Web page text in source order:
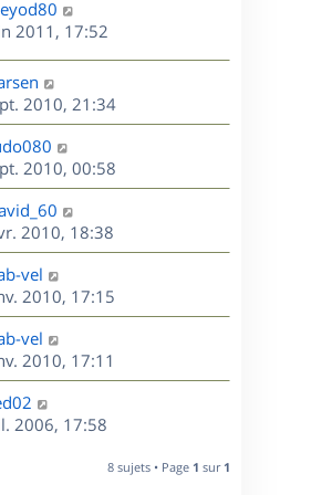
2011, 17:52
2010, 21:34
2010, 00:58
2010, 18:38
vel
2010, 17:15
vel
2010, 17:11
2006, 17:58
8 sujets • Page 1 sur 1